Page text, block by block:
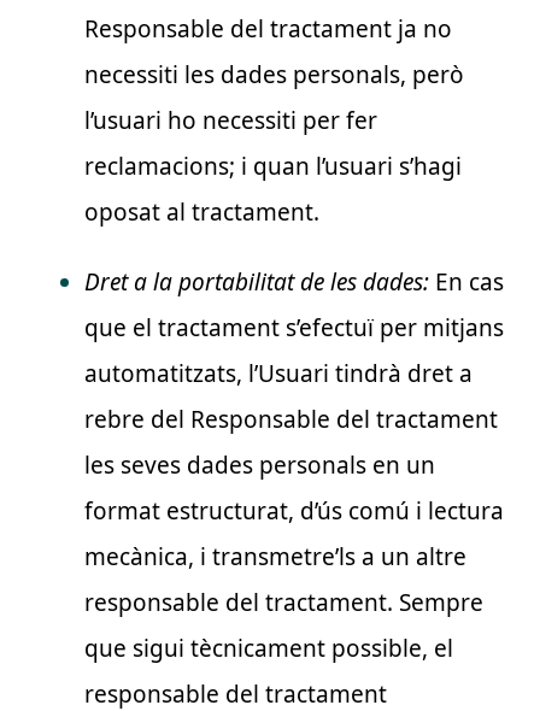
Responsable del tractament ja no
necessiti les dades personals, però
l’usuari ho necessiti per fer
reclamacions; i quan l’usuari s’hagi
oposat al tractament.
Dret a la portabilitat de les dades: En cas
que el tractament s’efectuï per mitjans
automatitzats, l’Usuari tindrà dret a
rebre del Responsable del tractament
les seves dades personals en un
format estructurat, d’ús comú i lectura
mecànica, i transmetre’ls a un altre
responsable del tractament. Sempre
que sigui tècnicament possible, el
responsable del tractament